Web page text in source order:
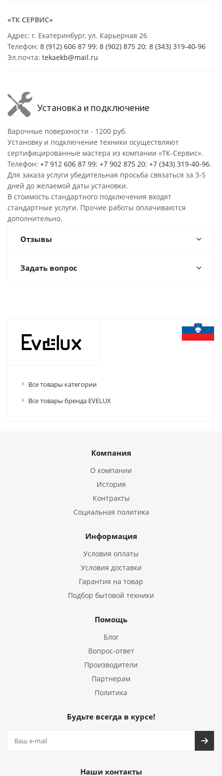
«ТК СЕРВИС»
Адрес: г. Екатеринбург, ул. Карьерная 26
Телефон: 8 (912) 606 87 99; 8 (902) 875 20; 8 (343) 319-40-96
Эл.почта: tekaekb@mail.ru
Установка и подключение
Варочные поверхности - 1200 руб.
Установку и подключение техники осуществляют
сертифицированные мастера из компании «ТК-Сервис».
Телефон: +7 912 606 87 99; +7 902 875 20; +7 (343) 319-40-96.
Для заказа услуги убедительная просьба связаться за 3-5
дней до желаемой даты установки.
В стоимость стандартного подключения входят
стандартные услуги. Прочие работы оплачиваются
дополнительно.
Отзывы
Задать вопрос
Все товары категории
Все товары бренда EVELUX
Компания
О компании
История
Контракты
Социальная политика
Информация
Условия оплаты
Условия доставки
Гарантия на товар
Подбор бытовой техники
Помощь
Блог
Вопрос-ответ
Производители
Партнерам
Политика
Будьте всегда в курсе!
Наши контакты